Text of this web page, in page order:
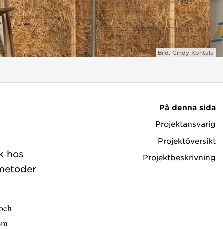
Bild: Cindy Kohtala
På denna sida
Projektansvarig
Projektöversikt
Projektbeskrivning
hos